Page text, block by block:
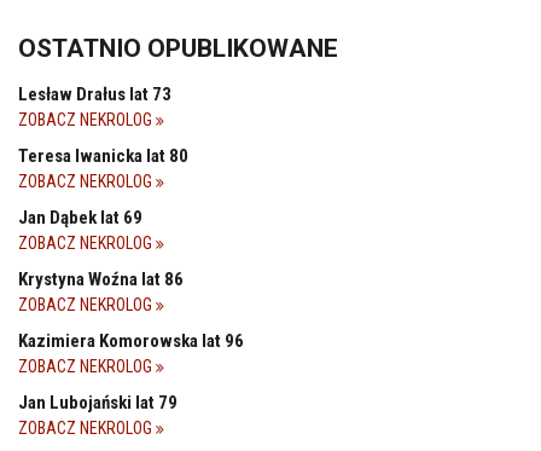
OSTATNIO OPUBLIKOWANE
Lesław Drałus lat 73
ZOBACZ NEKROLOG
Teresa Iwanicka lat 80
ZOBACZ NEKROLOG
Jan Dąbek lat 69
ZOBACZ NEKROLOG
Krystyna Woźna lat 86
ZOBACZ NEKROLOG
Kazimiera Komorowska lat 96
ZOBACZ NEKROLOG
Jan Lubojański lat 79
ZOBACZ NEKROLOG